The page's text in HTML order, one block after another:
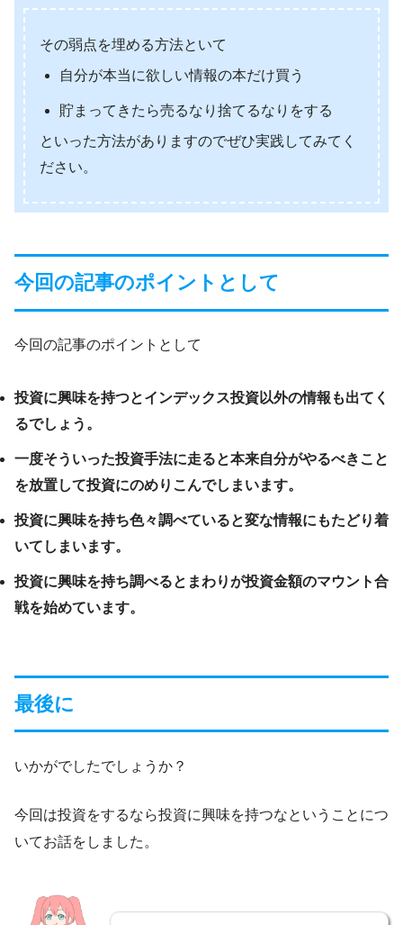
その弱点を埋める方法といて
自分が本当に欲しい情報の本だけ買う
貯まってきたら売るなり捨てるなりをする
といった方法がありますのでぜひ実践してみてく
ださい。
今回の記事のポイントとして
今回の記事のポイントとして
投資に興味を持つとインデックス投資以外の情報も出てく
るでしょう。
一度そういった投資手法に走ると本来自分がやるべきこと
を放置して投資にのめりこんでしまいます。
投資に興味を持ち色々調べていると変な情報にもたどり着
いてしまいます。
投資に興味を持ち調べるとまわりが投資金額のマウント合
戦を始めています。
最後に
いかがでしたでしょうか？
今回は投資をするなら投資に興味を持つなということにつ
いてお話をしました。